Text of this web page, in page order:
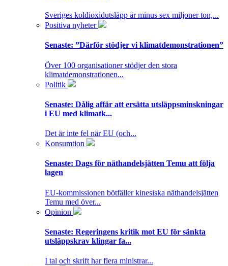
Sveriges koldioxidutsläpp är minus sex miljoner ton,...
Positiva nyheter
Senaste: ”Därför stödjer vi klimatdemonstrationen”
Över 100 organisationer stödjer den stora
klimatdemonstrationen...
Politik
Senaste: Dålig affär att ersätta utsläppsminskningar
i EU med klimatk...
Det är inte fel när EU (och...
Konsumtion
Senaste: Dags för näthandelsjätten Temu att följa
lagen
EU-kommissionen bötfäller kinesiska näthandelsjätten
Temu med över...
Opinion
Senaste: Regeringens kritik mot EU för sänkta
utsläppskrav klingar fa...
I tal och skrift har flera ministrar...